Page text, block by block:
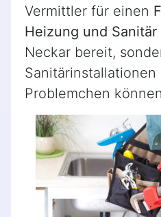
Vermittler für einen
Heizung und Sanitär
Neckar bereit,
Sanitärinstallationen
Problemchen